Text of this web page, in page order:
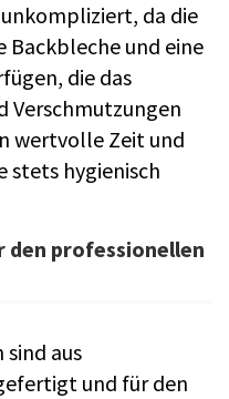
da die
Backbleche und eine
die das
Verschmutzungen
wertvolle Zeit und
stets hygienisch
professionellen
sind aus
und für den